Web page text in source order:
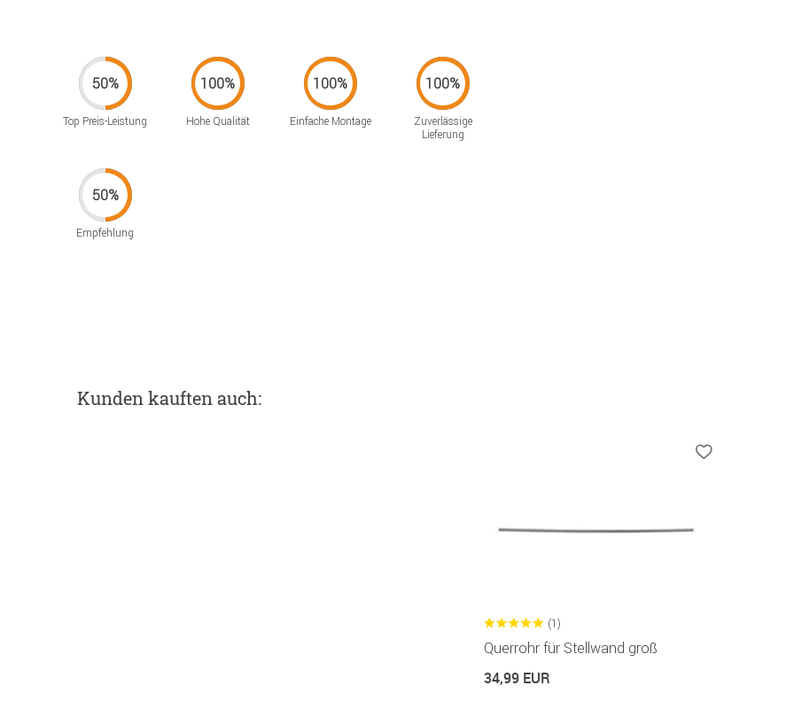
Top Preis-Leistung Hohe Qualität Einfache Montage
Zuverlässige
Lieferung
Empfehlung
Kunden kauften auch:
(1)
Querrohr für Stellwand groß
34,99 EUR